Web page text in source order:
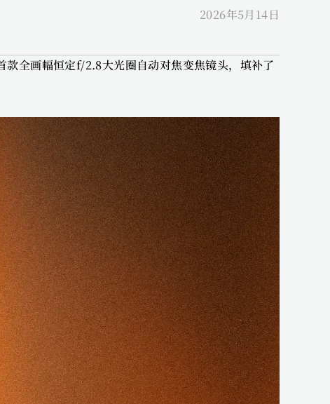
2026年5月14日
全画幅恒定f/2.8大光圈自动对焦变焦镜头，填补了